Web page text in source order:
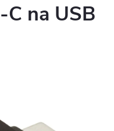
C na USB